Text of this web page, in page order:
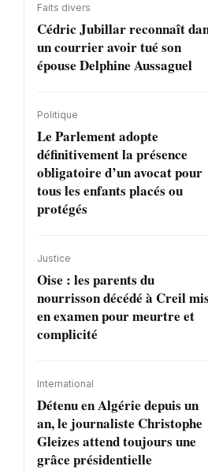
Faits divers
Cédric Jubillar reconnaît
un courrier avoir tué son
épouse Delphine Aussaguel
Politique
Le Parlement adopte
définitivement la présence
obligatoire d’un avocat pour
tous les enfants placés ou
protégés
Justice
Oise : les parents du
nourrisson décédé à Creil mis
en examen pour meurtre et
complicité
International
Détenu en Algérie depuis un
an, le journaliste Christophe
Gleizes attend toujours une
grâce présidentielle